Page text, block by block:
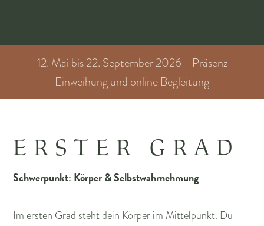
12. Mai bis 22. September 2026 - Präsenz
Einweihung und online Begleitung
ERSTER GRAD
Schwerpunkt: Körper & Selbstwahrnehmung
Im ersten Grad steht dein Körper im Mittelpunkt. Du